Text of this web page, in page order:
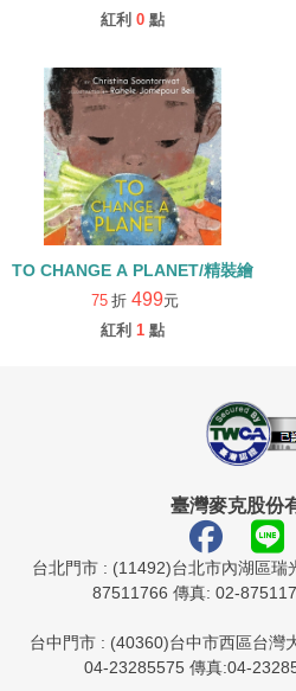
紅利 0 點
TO CHANGE A PLANET/精裝繪本
75 折 499元
紅利 1 點
臺灣麥克股份
台北門市 : (11492)台北市內湖區瑞
87511766 傳真: 02-
台中門市 : (40360)台中市西區台灣
04-23285575 傳真:04-